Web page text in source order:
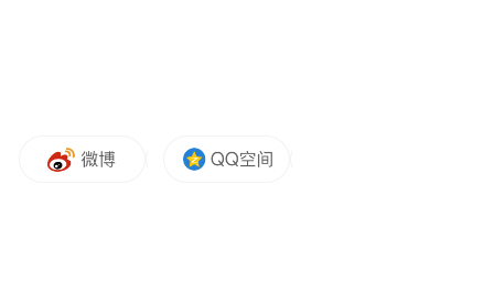
能，刚入国足集训营便跟不上全队训练强